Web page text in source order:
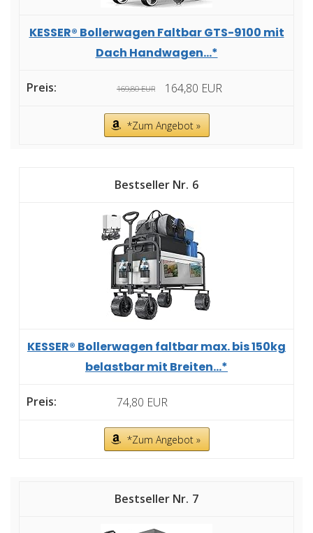
KESSER® Bollerwagen Faltbar GTS-9100 mit
Dach Handwagen...*
169,80 EUR 164,80 EUR
*Zum Angebot »
6
KESSER® Bollerwagen faltbar max. bis 150kg
belastbar mit Breiten...*
74,80 EUR
*Zum Angebot »
7